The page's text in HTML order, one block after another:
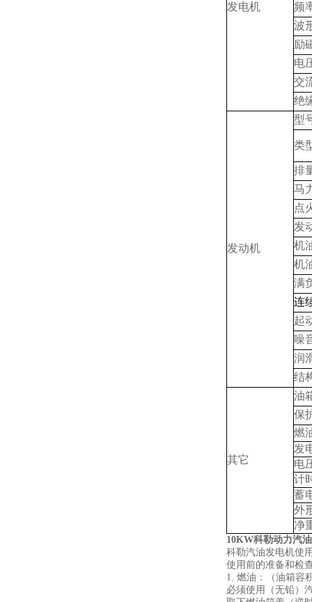
发电机
频
波
励
电
交
绝
发动机
型
类
排
马
点
发
机
机
满
连
起
噪
润
结
其它
油
保
燃
发
电
计
蓄
外
净
10KW科勒动力汽
科勒汽油发电机使
使用前的准备和检
1. 燃油：（油箱容
必须使用（无铅）